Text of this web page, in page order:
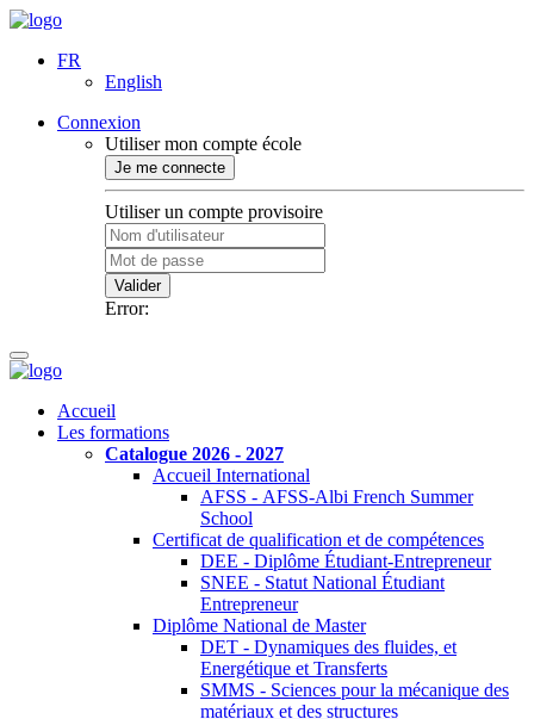
FR
English
Connexion
Utiliser mon compte école
Je me connecte
Utiliser un compte provisoire
Valider
Error:
Accueil
Les formations
Catalogue 2026 - 2027
Accueil International
AFSS - AFSS-Albi French Summer
School
Certificat de qualification et de compétences
DEE - Diplôme Étudiant-Entrepreneur
SNEE - Statut National Étudiant
Entrepreneur
Diplôme National de Master
DET - Dynamiques des fluides, et
Energétique et Transferts
SMMS - Sciences pour la mécanique des
matériaux et des structures